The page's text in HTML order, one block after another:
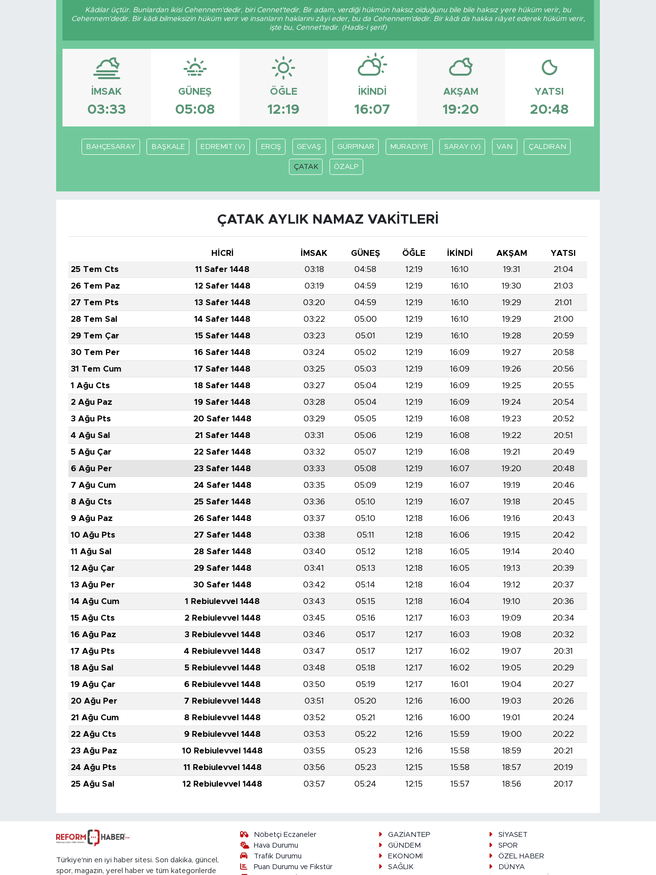
Kâdılar üçtür. Bunlardan ikisi Cehennem'dedir, biri Cennet'tedir. Bir adam, verdiği hükmün haksız olduğunu bile bile haksız yere hüküm verir, bu
Cehennem'dedir. Bir kâdı bilmeksizin hüküm verir ve insanların haklarını zâyi eder, bu da Cehennem'dedir. Bir kâdı da hakka riâyet ederek hüküm verir,
işte bu, Cennet'tedir. (Hadis-i şerif)
İMSAK
03:33
GÜNEŞ
05:08
ÖĞLE
12:19
İKINDI
16:07
AKŞAM
19:20
YATSI
20:48
BAHÇESARAY BAŞKALE EDREMİT (V) ERCİŞ GEVAŞ GÜRPINAR MURADİYE SARAY (V) VAN ÇALDIRAN
ÇATAK ÖZALP
ÇATAK AYLIK NAMAZ VAKITLERI
HİCRİ İMSAK GÜNEŞ ÖĞLE İKINDI AKŞAM
YATSI
25 Tem Cts
11 Safer 1448 03:18 04:58 12:19 16:10 19:31
21:04
26 Tem Paz
12 Safer 1448 03:19 04:59 12:19 16:10 19:30
21:03
27 Tem Pts
13 Safer 1448 03:20 04:59 12:19 16:10 19:29
21:01
28 Tem Sal
14 Safer 1448 03:22 05:00 12:19 16:10 19:29
21:00
29 Tem Çar
15 Safer 1448 03:23 05:01 12:19 16:10 19:28
20:59
30 Tem Per
16 Safer 1448 03:24 05:02 12:19 16:09 19:27
20:58
31 Tem Cum
17 Safer 1448 03:25 05:03 12:19 16:09 19:26
20:56
1 Ağu Cts
18 Safer 1448 03:27 05:04 12:19 16:09 19:25
20:55
2 Ağu Paz
19 Safer 1448 03:28 05:04 12:19 16:09 19:24
20:54
3 Ağu Pts
20 Safer 1448 03:29 05:05 12:19 16:08 19:23
20:52
4 Ağu Sal
21 Safer 1448 03:31 05:06 12:19 16:08 19:22
20:51
5 Ağu Çar
22 Safer 1448 03:32 05:07 12:19 16:08 19:21
20:49
6 Ağu Per
23 Safer 1448 03:33 05:08 12:19 16:07 19:20
20:48
7 Ağu Cum
24 Safer 1448 03:35 05:09 12:19 16:07 19:19
20:46
8 Ağu Cts
25 Safer 1448 03:36 05:10 12:19 16:07 19:18
20:45
9 Ağu Paz
26 Safer 1448 03:37 05:10 12:18 16:06 19:16
20:43
10 Ağu Pts
27 Safer 1448 03:38 05:11 12:18 16:06 19:15
20:42
11 Ağu Sal
28 Safer 1448 03:40 05:12 12:18 16:05 19:14
20:40
12 Ağu Çar
29 Safer 1448 03:41 05:13 12:18 16:05 19:13
20:39
13 Ağu Per
30 Safer 1448 03:42 05:14 12:18 16:04 19:12
20:37
14 Ağu Cum
1 Rebiulevvel 1448 03:43 05:15 12:18 16:04 19:10
20:36
15 Ağu Cts
2 Rebiulevvel 1448 03:45 05:16 12:17 16:03 19:09
20:34
16 Ağu Paz
3 Rebiulevvel 1448 03:46 05:17 12:17 16:03 19:08
20:32
17 Ağu Pts
4 Rebiulevvel 1448 03:47 05:17 12:17 16:02 19:07
20:31
18 Ağu Sal
5 Rebiulevvel 1448 03:48 05:18 12:17 16:02 19:05
20:29
19 Ağu Çar
6 Rebiulevvel 1448 03:50 05:19 12:17 16:01 19:04
20:27
20 Ağu Per
7 Rebiulevvel 1448 03:51 05:20 12:16 16:00 19:03
20:26
21 Ağu Cum
8 Rebiulevvel 1448 03:52 05:21 12:16 16:00 19:01
20:24
22 Ağu Cts
9 Rebiulevvel 1448 03:53 05:22 12:16 15:59 19:00
20:22
23 Ağu Paz
10 Rebiulevvel 1448 03:55 05:23 12:16 15:58 18:59
20:21
24 Ağu Pts
11 Rebiulevvel 1448 03:56 05:23 12:15 15:58 18:57
20:19
25 Ağu Sal
12 Rebiulevvel 1448 03:57 05:24 12:15 15:57 18:56 20:17
Türkiye'nin en iyi haber sitesi. Son dakika, güncel,
spor, magazin, yerel haber ve tüm kategorilerde
Nöbetçi Eczaneler
Hava Durumu
Trafik Durumu
Puan Durumu ve Fikstür
GAZİANTEP
SİYASET
GÜNDEM
SPOR
EKONOMİ
ÖZEL HABER
SAĞLIK
DÜNYA